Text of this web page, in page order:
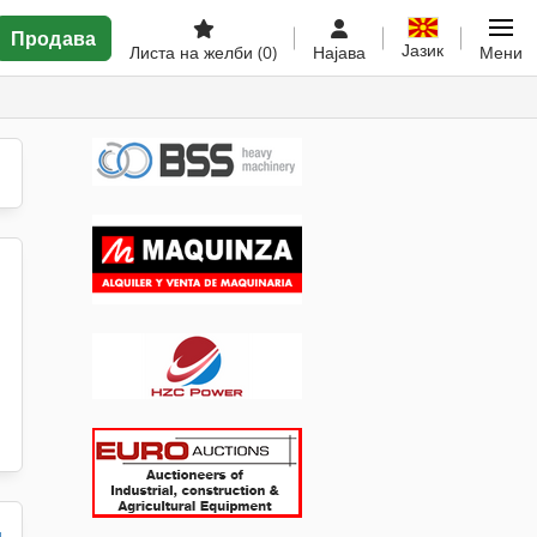
Продава
Листа на желби (0) Најава Јазик Мени